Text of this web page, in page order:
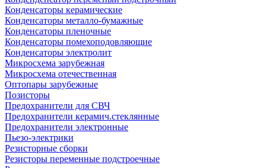
Конденсаторы керамические
Конденсаторы металло-бумажные
Конденсаторы пленочные
Конденсаторы помехоподовляющие
Конденсаторы электролит
Микросхема зарубежная
Микросхема отечественная
Оптопары зарубежные
Позисторы
Предохранители для СВЧ
Предохранители керамич.стеклянные
Предохранители электронные
Пьезо-электрики
Резисторные сборки
Резисторы переменные подстроечные